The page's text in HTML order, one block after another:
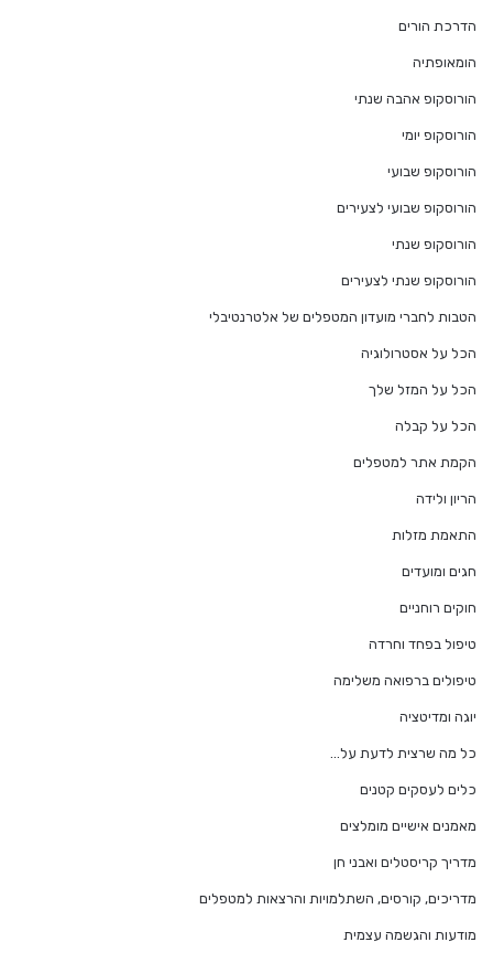
הדרכת הורים
הומאופתיה
הורוסקופ אהבה שנתי
הורוסקופ יומי
הורוסקופ שבועי
הורוסקופ שבועי לצעירים
הורוסקופ שנתי
הורוסקופ שנתי לצעירים
הטבות לחברי מועדון המטפלים של אלטרנטיבלי
הכל על אסטרולוגיה
הכל על המזל שלך
הכל על קבלה
הקמת אתר למטפלים
הריון ולידה
התאמת מזלות
חגים ומועדים
חוקים רוחניים
טיפול בפחד וחרדה
טיפולים ברפואה משלימה
יוגה ומדיטציה
כל מה שרצית לדעת על…
כלים לעסקים קטנים
מאמנים אישיים מומלצים
מדריך קריסטלים ואבני חן
מדריכים, קורסים, השתלמויות והרצאות למטפלים
מודעות והגשמה עצמית